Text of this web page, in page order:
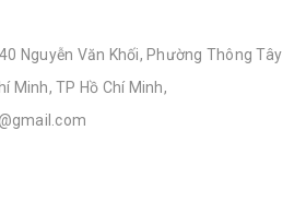
Nguyễn Văn Khối, Phường Thông Tây
Minh, TP Hồ Chí Minh,